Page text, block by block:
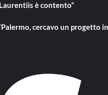
è contento”
cercavo un progetto